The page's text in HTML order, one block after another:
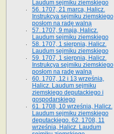
Laudum sejmiku ziemskiego
56. 1707, 21 marca, Halicz.
Instrukcya sejmiku ziemskiego
posłom na radę walną
57. 1707, 9 maja, Halicz.
Laudum sejmiku ziemskiego
58. 1707, 1 sierpnia, Halicz.
Laudum sejmiku ziemskiego
59. 1707, 1 sierpnia, Halicz.
Instrukcya sejmiku ziemskiego
posłom na radę walną
60. 1707, 12 i 13 września,
Halicz. Laudum sejmiku
ziemskiego deputackiego i
gospodarskiego
61. 1708, 10 września, Halicz.
Laudum sejmiku ziemskiego
deputackiego. 62. 1708, 11
września, Halicz. Laudum